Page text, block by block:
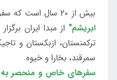
بیش از 20 سال است که سفرهایی با عنوان
ابریشم" از مبدا ایران
ترکمنستان، ازبکستان و
سمرقند، بخارا و خیوه.
سفرهای خاص و منحصر